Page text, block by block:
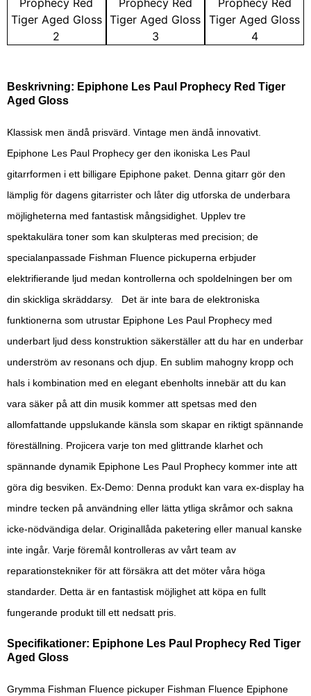
Beskrivning: Epiphone Les Paul Prophecy Red Tiger
Aged Gloss
Klassisk men ändå prisvärd. Vintage men ändå innovativt.
Epiphone Les Paul Prophecy ger den ikoniska Les Paul
gitarrformen i ett billigare Epiphone paket. Denna gitarr gör den
lämplig för dagens gitarrister och låter dig utforska de underbara
möjligheterna med fantastisk mångsidighet. Upplev tre
spektakulära toner som kan skulpteras med precision; de
specialanpassade Fishman Fluence pickuperna erbjuder
elektrifierande ljud medan kontrollerna och spoldelningen ber om
din skickliga skräddarsy. Det är inte bara de elektroniska
funktionerna som utrustar Epiphone Les Paul Prophecy med
underbart ljud dess konstruktion säkerställer att du har en underbar
underström av resonans och djup. En sublim mahogny kropp och
hals i kombination med en elegant ebenholts innebär att du kan
vara säker på att din musik kommer att spetsas med den
allomfattande uppslukande känsla som skapar en riktigt spännande
föreställning. Projicera varje ton med glittrande klarhet och
spännande dynamik Epiphone Les Paul Prophecy kommer inte att
göra dig besviken. Ex-Demo: Denna produkt kan vara ex-display ha
mindre tecken på användning eller lätta ytliga skråmor och sakna
icke-nödvändiga delar. Originallåda paketering eller manual kanske
inte ingår. Varje föremål kontrolleras av vårt team av
reparationstekniker för att försäkra att det möter våra höga
standarder. Detta är en fantastisk möjlighet att köpa en fullt
fungerande produkt till ett nedsatt pris.
Specifikationer: Epiphone Les Paul Prophecy Red Tiger
Aged Gloss
Grymma Fishman Fluence pickuper Fishman Fluence Epiphone